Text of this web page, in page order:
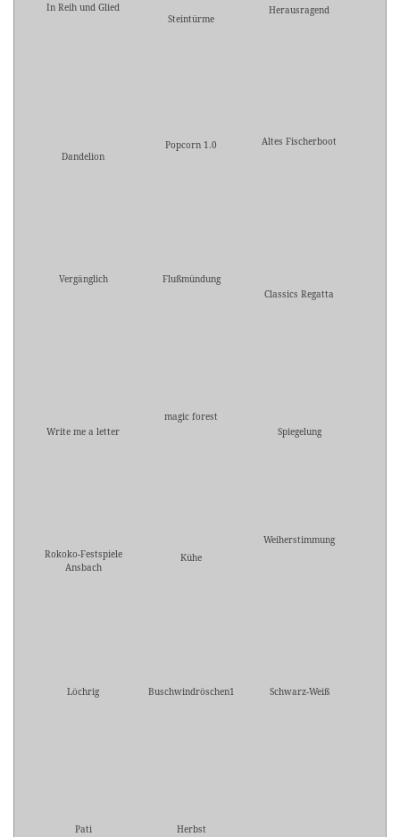
In Reih und Glied
Steintürme
Herausragend
Dandelion
Popcorn 1.0 Altes Fischerboot
Vergänglich
Flußmündung
Classics Regatta
Write me a letter
magic forest
Spiegelung
Rokoko-Festspiele
Ansbach
Kühe
Weiherstimmung
Löchrig Buschwindröschen1 Schwarz-Weiß
Pati Herbst